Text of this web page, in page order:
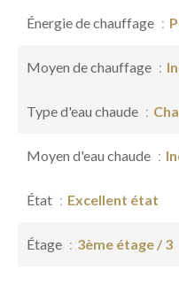
Énergie de chauffage
Moyen de chauffage
Type d'eau chaude
Moyen d'eau chaude
État Excellent état
Étage 3ème étage / 3